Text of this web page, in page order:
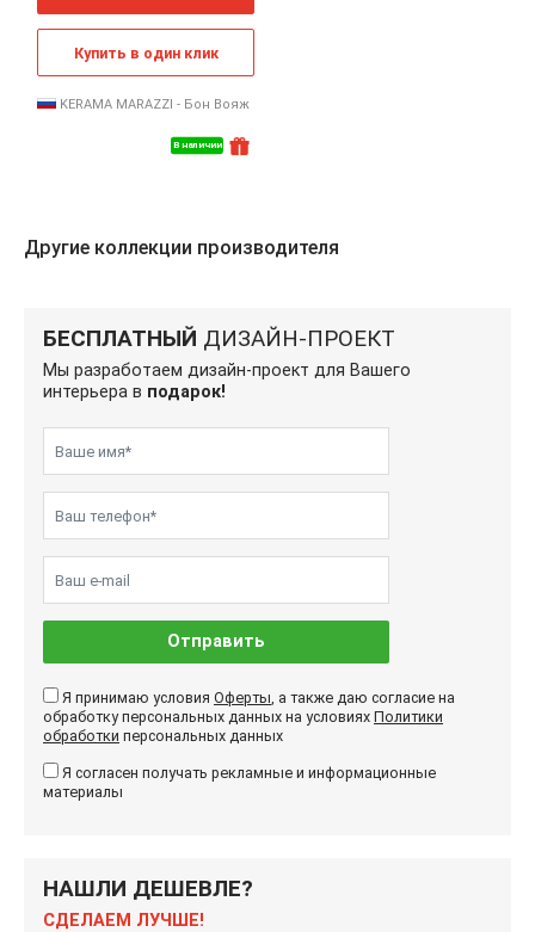
В наличии
Купить в один клик
KERAMA MARAZZI - Бон Вояж
Другие коллекции производителя
БЕСПЛАТНЫЙ ДИЗАЙН-ПРОЕКТ
Мы разработаем дизайн-проект для Вашего
интерьера в подарок!
Отправить
Я принимаю условия Оферты, а также даю согласие на
обработку персональных данных на условиях Политики
обработки персональных данных
Я согласен получать рекламные и информационные
материалы
НАШЛИ ДЕШЕВЛЕ?
СДЕЛАЕМ ЛУЧШЕ!